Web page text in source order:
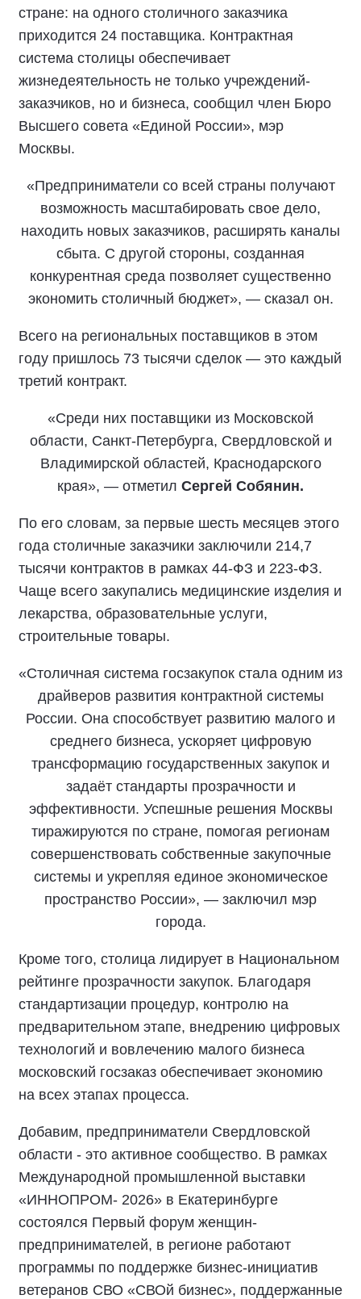
стране: на одного столичного заказчика
приходится 24 поставщика. Контрактная
система столицы обеспечивает
жизнедеятельность не только учреждений-
заказчиков, но и бизнеса, сообщил член Бюро
Высшего совета «Единой России», мэр
Москвы.
«Предприниматели со всей страны получают
возможность масштабировать свое дело,
находить новых заказчиков, расширять каналы
сбыта. С другой стороны, созданная
конкурентная среда позволяет существенно
экономить столичный бюджет», — сказал он.
Всего на региональных поставщиков в этом
году пришлось 73 тысячи сделок — это каждый
третий контракт.
«Среди них поставщики из Московской
области, Санкт-Петербурга, Свердловской и
Владимирской областей, Краснодарского
края», — отметил Сергей Собянин.
По его словам, за первые шесть месяцев этого
года столичные заказчики заключили 214,7
тысячи контрактов в рамках 44-ФЗ и 223-ФЗ.
Чаще всего закупались медицинские изделия и
лекарства, образовательные услуги,
строительные товары.
«Столичная система госзакупок стала одним из
драйверов развития контрактной системы
России. Она способствует развитию малого и
среднего бизнеса, ускоряет цифровую
трансформацию государственных закупок и
задаёт стандарты прозрачности и
эффективности. Успешные решения Москвы
тиражируются по стране, помогая регионам
совершенствовать собственные закупочные
системы и укрепляя единое экономическое
пространство России», — заключил мэр
города.
Кроме того, столица лидирует в Национальном
рейтинге прозрачности закупок. Благодаря
стандартизации процедур, контролю на
предварительном этапе, внедрению цифровых
технологий и вовлечению малого бизнеса
московский госзаказ обеспечивает экономию
на всех этапах процесса.
Добавим, предприниматели Свердловской
области - это активное сообщество. В рамках
Международной промышленной выставки
«ИННОПРОМ- 2026» в Екатеринбурге
состоялся Первый форум женщин-
предпринимателей, в регионе работают
программы по поддержке бизнес-инициатив
ветеранов СВО «СВОй бизнес», поддержанные